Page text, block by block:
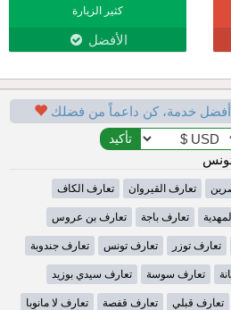
كثير الزيارة
الأفضل
خدمة، كن داعماً من فضلك
تعارف القيروان تعارف الكاف
تعارف باجة تعارف بن عروس
تعارف توزر تعارف تونس تعارف جندوبة
تعارف سوسة تعارف سيدي بوزيد
تعارف قبلي تعارف قفصة تعارف لا مانوبا